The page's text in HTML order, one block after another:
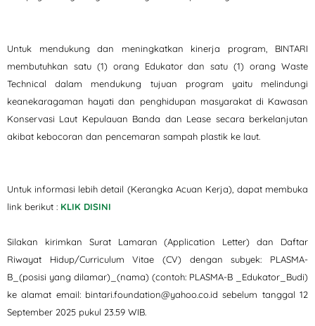
Untuk mendukung dan meningkatkan kinerja program, BINTARI
membutuhkan satu (1) orang Edukator dan satu (1) orang Waste
Technical dalam mendukung tujuan program yaitu melindungi
keanekaragaman hayati dan penghidupan masyarakat di Kawasan
Konservasi Laut Kepulauan Banda dan Lease secara berkelanjutan
akibat kebocoran dan pencemaran sampah plastik ke laut.
Untuk informasi lebih detail (Kerangka Acuan Kerja), dapat membuka
link berikut : KLIK DISINI
Silakan kirimkan Surat Lamaran (Application Letter) dan Daftar
Riwayat Hidup/Curriculum Vitae (CV) dengan subyek: PLASMA-
B_(posisi yang dilamar)_(nama) (contoh: PLASMA-B _Edukator_Budi)
ke alamat email: bintari.foundation@yahoo.co.id sebelum tanggal 12
September 2025 pukul 23.59 WIB.